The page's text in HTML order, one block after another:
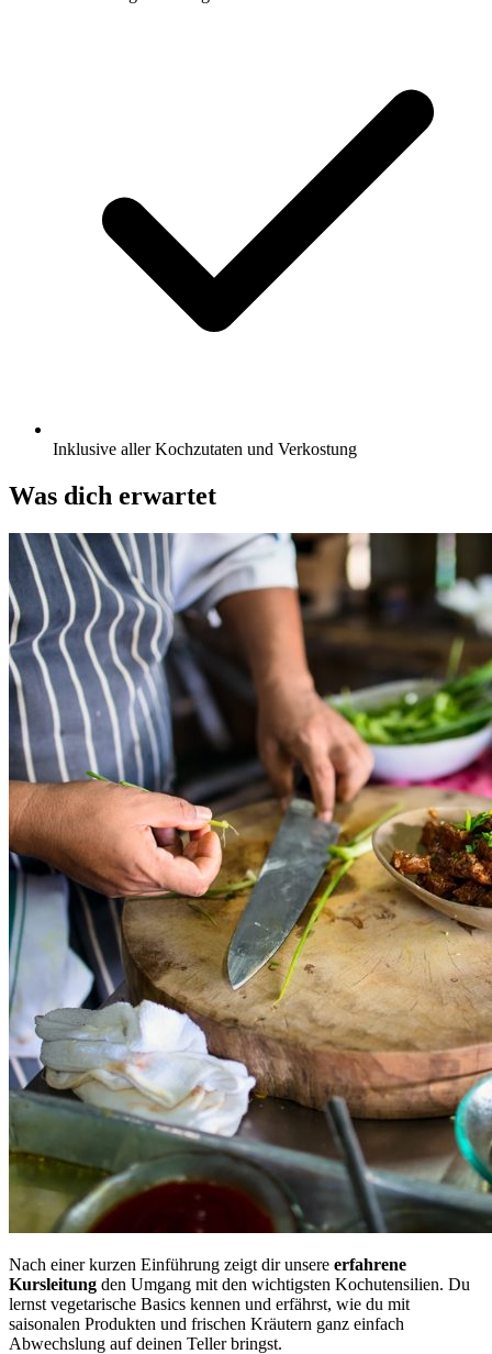
Inklusive aller Kochzutaten und Verkostung
Was dich erwartet
Nach einer kurzen Einführung zeigt dir unsere erfahrene
Kursleitung den Umgang mit den wichtigsten Kochutensilien. Du
lernst vegetarische Basics kennen und erfährst, wie du mit
saisonalen Produkten und frischen Kräutern ganz einfach
Abwechslung auf deinen Teller bringst.